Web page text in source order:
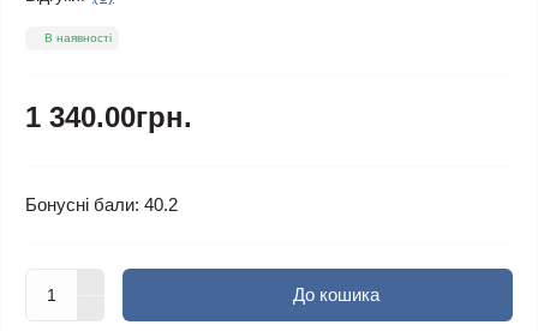
В наявності
1 340.00грн.
Бонусні бали: 40.2
До кошика